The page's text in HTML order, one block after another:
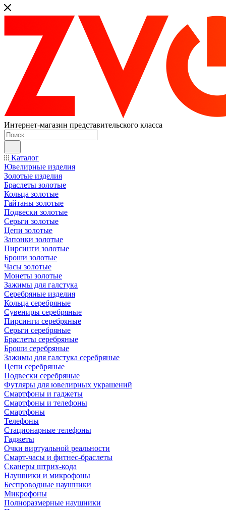
Интернет-магазин представительского класса
Каталог
Ювелирные изделия
Золотые изделия
Браслеты золотые
Кольца золотые
Гайтаны золотые
Подвески золотые
Серьги золотые
Цепи золотые
Запонки золотые
Пирсинги золотые
Броши золотые
Часы золотые
Монеты золотые
Зажимы для галстука
Серебряные изделия
Кольца серебряные
Сувениры серебряные
Пирсинги серебряные
Серьги серебряные
Браслеты серебряные
Броши серебряные
Зажимы для галстука серебряные
Цепи серебряные
Подвески серебряные
Футляры для ювелирных украшений
Смартфоны и гаджеты
Смартфоны и телефоны
Смартфоны
Телефоны
Стационарные телефоны
Гаджеты
Очки виртуальной реальности
Смарт-часы и фитнес-браслеты
Сканеры штрих-кода
Наушники и микрофоны
Беспроводные наушники
Микрофоны
Полноразмерные наушники